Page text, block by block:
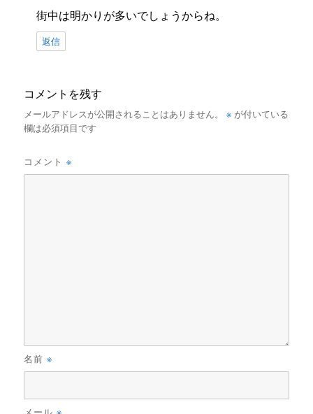
街中は明かりが多いでしょうからね。
返信
コメントを残す
メールアドレスが公開されることはありません。 ※ が付いている
欄は必須項目です
コメント※
名前※